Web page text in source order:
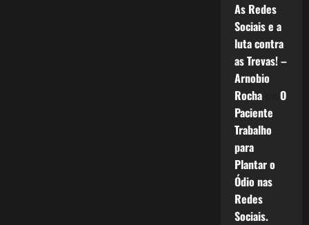
As Redes
Sociais e a
luta contra
as Trevas! –
Arnobio
Rochaem O
Paciente
Trabalho
para
Plantar o
Ódio nas
Redes
Sociais.